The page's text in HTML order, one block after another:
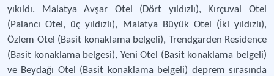
yıkıldı. Malatya Avşar Otel (Dört yıldızlı), Kırçuval Otel
(Palancı Otel, üç yıldızlı), Malatya Büyük Otel (İki yıldızlı),
Özlem Otel (Basit konaklama belgeli), Trendgarden Residence
(Basit konaklama belgesi), Yeni Otel (Basit konaklama belgeli)
ve Beydağı Otel (Basit konaklama belgeli) deprem sırasında